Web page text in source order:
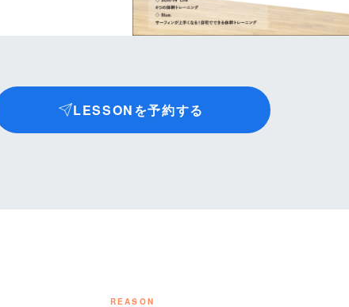
LESSONを予約する
REASON